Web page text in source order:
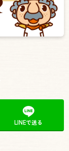
LINEで送る